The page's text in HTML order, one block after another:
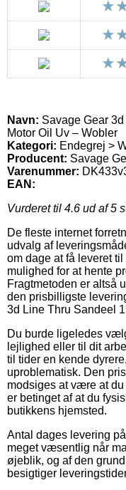
Navn: Savage Gear
Motor Oil Uv – Wobler
Kategori: Endegrej >
Producent: Savage
Varenummer:
EAN:
Vurderet til 4.6 ud af 5
De fleste internet
udvalg af
om dage at få leveret
mulighed for at hente
Fragtmetoden er altså
den prisbilligste
3d Line Thru Sandeel
Du burde ligeledes
lejlighed eller til dit
til tider en kende
uproblematisk. Den
modsiges at være at
er betinget af at du
butikkens hjemsted.
Antal dages levering
meget væsentlig når
øjeblik, og af den
besigtiger